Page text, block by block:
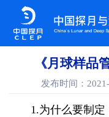
《月球样品
发布时间：
1.为什么要制定